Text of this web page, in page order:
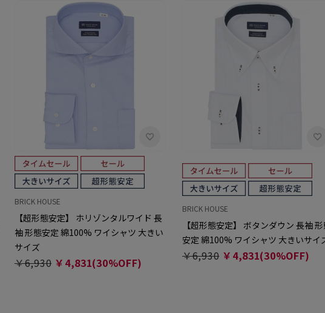
BRICK HOUSE
【超形態安定】 ホリゾンタルワイド 長
袖 形態安定 綿100% ワイシャツ 大きい
サイズ
￥6,930 ￥4,831(30%OFF)
BRICK HOUSE
【超形態安定】 ボタンダウン 長袖
安定 綿100% ワイシャツ 大きいサイ
￥6,930 ￥4,831(30%OFF)